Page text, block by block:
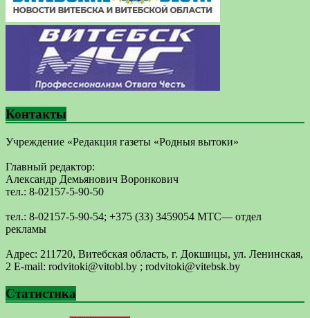
Контакты
Учреждение «Редакция газеты «Родныя вытоки»
Главный редактор:
Александр Демьянович Воронкович
тел.: 8-02157-5-90-50
тел.: 8-02157-5-90-54; +375 (33) 3459054 МТС— отдел
рекламы
Адрес: 211720, Витебская область, г. Докшицы, ул. Ленинская,
2 E-mail: ​rodvitoki@​​vitobl​.by ; rodvitoki@vitebsk.by
Статистика